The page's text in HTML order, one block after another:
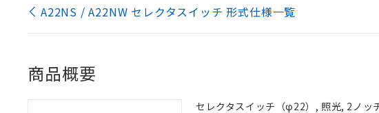
A22NS / A22NW セレクタスイッチ 形式仕様一覧
商品概要
セレクタスイッチ（φ22）, 照光, 2ノッ